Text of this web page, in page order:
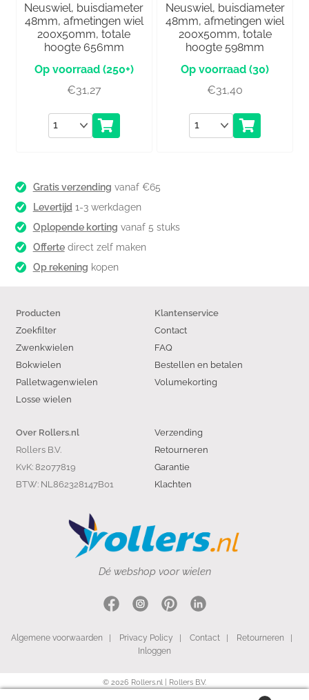
Neuswiel, buisdiameter
48mm, afmetingen wiel
200x50mm, totale
hoogte 656mm
(250+)
€31,27
Aantal
Neuswiel, buisdiameter
48mm, afmetingen wiel
200x50mm, totale
hoogte 598mm
(30)
€31,40
Aantal
Gratis verzending vanaf €65
Levertijd 1-3 werkdagen
Oplopende korting vanaf 5 stuks
Offertedirect zelf maken
Op rekening kopen
Producten
Zoekfilter
Zwenkwielen
Bokwielen
Palletwagenwielen
Losse wielen
Klantenservice
Contact
FAQ
Bestellen en betalen
Volumekorting
Verzending
Retourneren
Garantie
Klachten
Over Rollers.nl
Rollers B.V.
KvK: 82077819
BTW: NL862328147B01
Dé webshop voor wielen
Algemene voorwaarden | Privacy Policy | Contact| Retourneren |
Inloggen
© 2026 Rollers.nl | Rollers B.V.